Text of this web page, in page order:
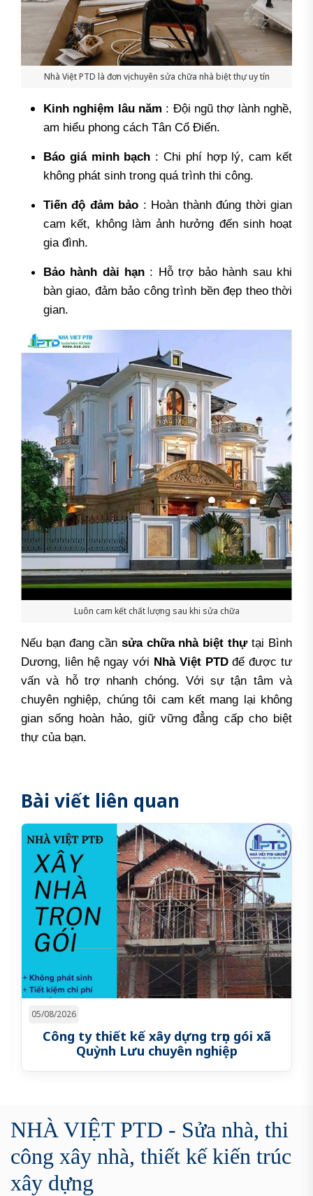
Nhà Việt PTD là đơn vị chuyên sửa chữa nhà biệt thự uy tín
Kinh nghiệm lâu năm : Đội ngũ thợ lành nghề,
am hiểu phong cách Tân Cổ Điển.
Báo giá minh bạch : Chi phí hợp lý, cam kết
không phát sinh trong quá trình thi công.
Tiến độ đảm bảo : Hoàn thành đúng thời gian
cam kết, không làm ảnh hưởng đến sinh hoạt
gia đình.
Bảo hành dài hạn : Hỗ trợ bảo hành sau khi
bàn giao, đảm bảo công trình bền đẹp theo thời
gian.
Luôn cam kết chất lượng sau khi sửa chữa
Nếu bạn đang cần sửa chữa nhà biệt thựtại Bình
Dương, liên hệ ngay với Nhà Việt PTDđể được tư
vấn và hỗ trợ nhanh chóng. Với sự tận tâm và
chuyên nghiệp, chúng tôi cam kết mang lại không
gian sống hoàn hảo, giữ vững đẳng cấp cho biệt
thự của bạn.
Bài viết liên quan
28/07/2026
Công ty thiết kế xây dựng trọn gói xã Đô
Lương uy tín
NHÀ VIỆT PTD - Sửa nhà, thi
công xây nhà, thiết kế kiến trúc
xây dựng